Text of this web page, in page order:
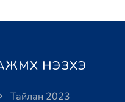
НЭЗХЭ
Тайлан 2023